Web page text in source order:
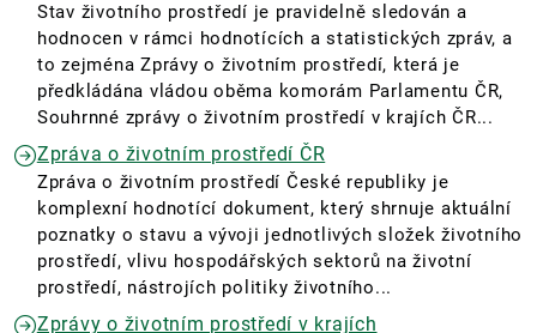
Stav životního prostředí je pravidelně sledován a
hodnocen v rámci hodnotících a statistických zpráv, a
to zejména Zprávy o životním prostředí, která je
předkládána vládou oběma komorám Parlamentu ČR,
Souhrnné zprávy o životním prostředí v krajích ČR...
Zpráva o životním prostředí ČR
Zpráva o životním prostředí České republiky je
komplexní hodnotící dokument, který shrnuje aktuální
poznatky o stavu a vývoji jednotlivých složek životního
prostředí, vlivu hospodářských sektorů na životní
prostředí, nástrojích politiky životního...
Zprávy o životním prostředí v krajích